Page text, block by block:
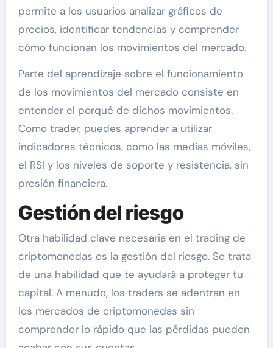
permite a los usuarios analizar gráficos de
precios, identificar tendencias y comprender
cómo funcionan los movimientos del mercado.
Parte del aprendizaje sobre el funcionamiento
de los movimientos del mercado consiste en
entender el porqué de dichos movimientos.
Como trader, puedes aprender a utilizar
indicadores técnicos, como las medias móviles,
el RSI y los niveles de soporte y resistencia, sin
presión financiera.
Gestión del riesgo
Otra habilidad clave necesaria en el trading de
criptomonedas es la gestión del riesgo. Se trata
de una habilidad que te ayudará a proteger tu
capital. A menudo, los traders se adentran en
los mercados de criptomonedas sin
comprender lo rápido que las pérdidas pueden